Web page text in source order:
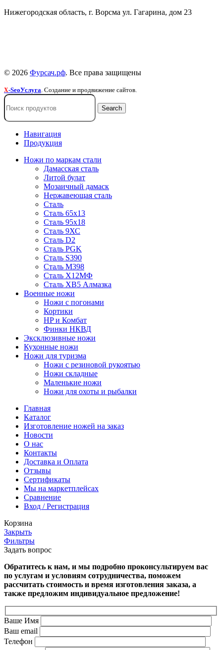
Нижегородская область, г. Ворсма ул. Гагарина, дом 23
© 2026 Фурсач.рф. Все права защищены
X-SeoУслуга. Создание и продвижение сайтов.
Search
Навигация
Продукция
Ножи по маркам стали
Дамасская сталь
Литой булат
Мозаичный дамаск
Нержавеющая сталь
Сталь
Сталь 65х13
Сталь 95х18
Сталь 9ХС
Сталь D2
Сталь PGK
Сталь S390
Сталь M398
Сталь Х12МФ
Сталь ХВ5 Алмазка
Военные ножи
Ножи с погонами
Кортики
HP и Комбат
Финки НКВД
Эксклюзивные ножи
Кухонные ножи
Ножи для туризма
Ножи с резиновой рукоятью
Ножи складные
Маленькие ножи
Ножи для охоты и рыбалки
Главная
Каталог
Изготовление ножей на заказ
Новости
О нас
Контакты
Доставка и Оплата
Отзывы
Сертификаты
Мы на маркетплейсах
Сравнение
Вход / Регистрация
Корзина
Закрыть
Фильтры
Задать вопрос
Обратитесь к нам, и мы подробно проконсультируем вас
по услугам и условиям сотрудничества, поможем
рассчитать стоимость и время изготовления заказа, а
также предложим индивидуальное предложение!
Ваше Имя
Ваш email
Телефон